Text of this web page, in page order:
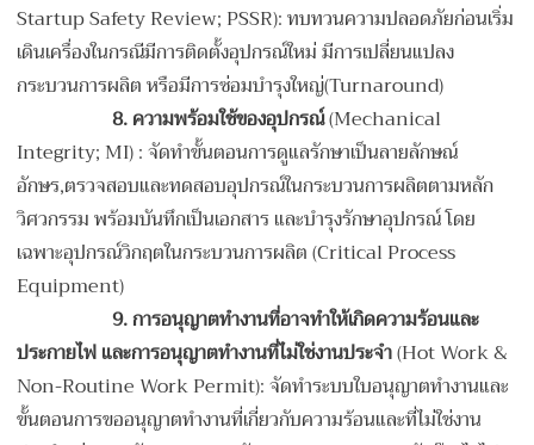
Startup Safety Review; PSSR): ทบทวนความปลอดภัยก่อนเริ่ม
เดินเครื่องในกรณีมีการติดตั้งอุปกรณ์ใหม่ มีการเปลี่ยนแปลง
กระบวนการผลิต หรือมีการซ่อมบำรุงใหญ่(Turnaround)
8.ความพร้อมใช้ของอุปกรณ์(Mechanical
Integrity; MI) : จัดทำขั้นตอนการดูแลรักษาเป็นลายลักษณ์
อักษร,ตรวจสอบและทดสอบอุปกรณ์ในกระบวนการผลิตตามหลัก
วิศวกรรม พร้อมบันทึกเป็นเอกสาร และบำรุงรักษาอุปกรณ์ โดย
เฉพาะอุปกรณ์วิกฤตในกระบวนการผลิต (Critical Process
Equipment)
9.การอนุญาตทำงานที่อาจทำให้เกิดความร้อนและ
ประกายไฟ และการอนุญาตทำงานที่ไม่ใช่งานประจำ(Hot Work &
Non-Routine Work Permit): จัดทำระบบใบอนุญาตทำงานและ
ขั้นตอนการขออนุญาตทำงานที่เกี่ยวกับความร้อนและที่ไม่ใช่งาน